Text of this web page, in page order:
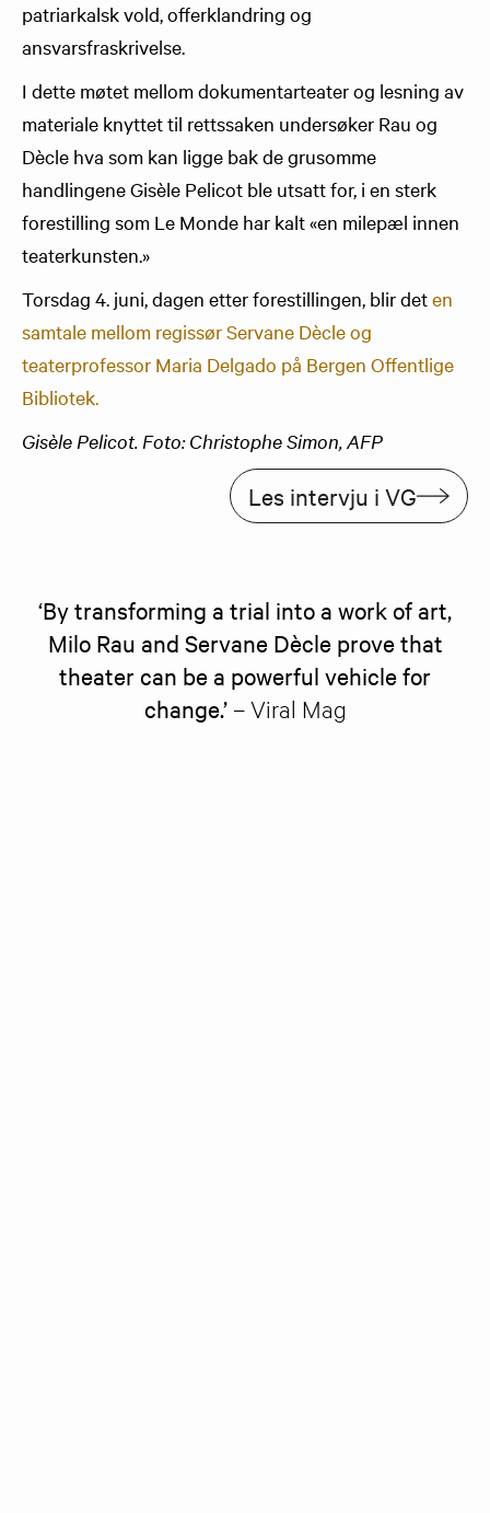
patriarkalsk vold, offerklandring og
ansvarsfraskrivelse.
I dette møtet mellom dokumentarteater og lesning av
materiale knyttet til rettssaken undersøker Rau og
Dècle hva som kan ligge bak de grusomme
handlingene Gisèle Pelicot ble utsatt for, i en sterk
forestilling som Le Monde har kalt «en milepæl innen
teaterkunsten.»
Torsdag 4. juni, dagen etter forestillingen, blir deten
samtale mellom regissør Servane Dècle og
teaterprofessor Maria Delgado på Bergen Offentlige
Bibliotek.
Gisèle Pelicot. Foto: Christophe Simon, AFP
Les intervju i VG
‘By transforming a trial into a work of art,
Milo Rau and Servane Dècle prove that
theater can be a powerful vehicle for
change.’– Viral Mag